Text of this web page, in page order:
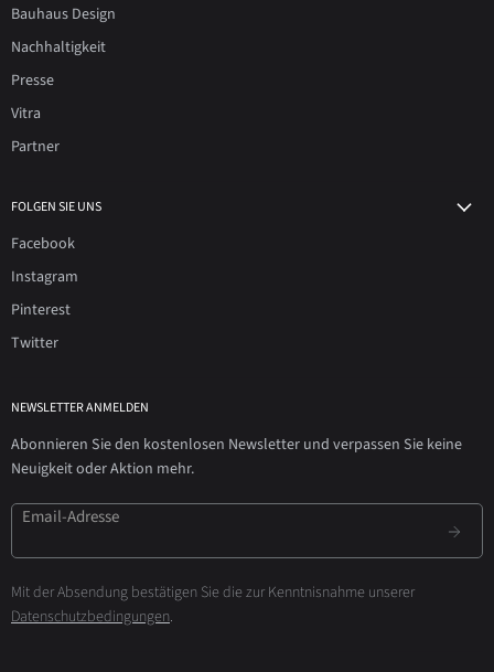
Bauhaus Design
Nachhaltigkeit
Presse
Vitra
Partner
FOLGEN SIE UNS
Facebook
Instagram
Pinterest
Twitter
NEWSLETTER ANMELDEN
Abonnieren Sie den kostenlosen Newsletter und verpassen Sie keine
Neuigkeit oder Aktion mehr.
Email-Adresse
Mit der Absendung bestätigen Sie die zur Kenntnisnahme unserer
Datenschutzbedingungen.